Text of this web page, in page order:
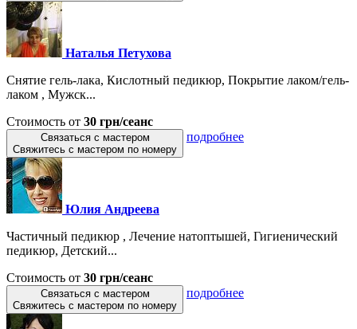
Наталья Петухова
Снятие гель-лака, Кислотный педикюр, Покрытие лаком/гель-
лаком , Мужск...
Стоимость от 30 грн/сеанс
Связаться с мастером
Свяжитесь с мастером по номеру
подробнее
Юлия Андреева
Частичный педикюр , Лечение натоптышей, Гигиенический
педикюр, Детский...
Стоимость от 30 грн/сеанс
Связаться с мастером
Свяжитесь с мастером по номеру
подробнее